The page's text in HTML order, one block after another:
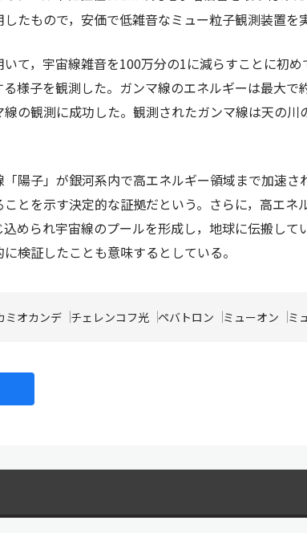
たもので，安価で低雑音なミュー粒子観測装置を
て，宇宙線雑音を100万分の1に減らすことに初
様子を観測した。ガンマ線のエネルギーは最大
の観測に成功した。観測されたガンマ線は天の川
陽子」が銀河系内で高エネルギー領域まで加速さ
とを示す決定的な証拠だという。さらに，高エネ
められ宇宙線のプールを形成し，地球に伝搬し
検証したことも意味するとしている。
ミオカンデ チェレンコフ光 ペバトロン ミューオン ミ